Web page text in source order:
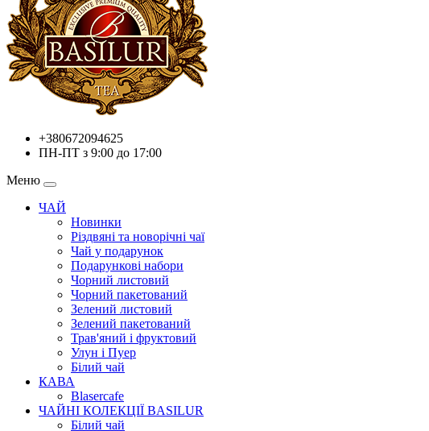
+380672094625
ПН-ПТ з 9:00 до 17:00
Меню
ЧАЙ
Новинки
Різдвяні та новорічні чаї
Чай у подарунок
Подарункові набори
Чорний листовий
Чорний пакетований
Зелений листовий
Зелений пакетований
Трав'яний і фруктовий
Улун і Пуер
Білий чай
КАВА
Blasercafe
ЧАЙНІ КОЛЕКЦІЇ BASILUR
Білий чай